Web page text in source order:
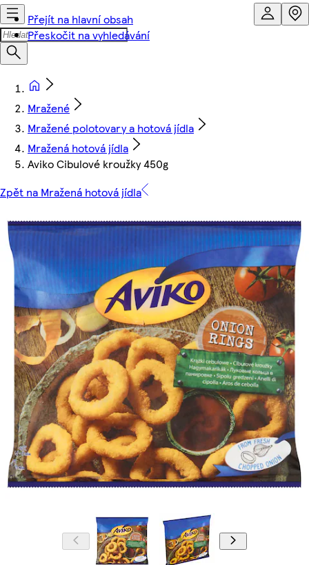
Přejít na hlavní obsah
Přeskočit na vyhledávání
Mražené
Mražené polotovary a hotová jídla
Mražená hotová jídla
Aviko Cibulové kroužky 450g
Zpět na Mražená hotová jídla